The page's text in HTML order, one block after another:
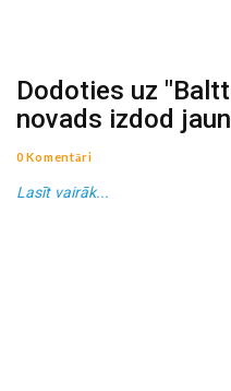
Dodoties uz
novads izdod
0 Komentāri
Lasīt vairāk...